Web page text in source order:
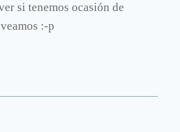
si tenemos ocasión de
:-p